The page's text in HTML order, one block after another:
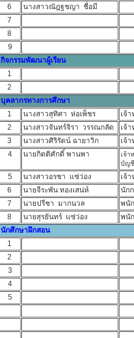
6
นางสาวณัฎฐชญา ชื่อมี
7
8
9
กิจกรรมพัฒนาผู้เรียน
1
2
บุคลากรทางการศึกษา
1
นางสาวสุทิศา ห่อเพ็ชร
เจ้
2
นางสาวจันทร์จิรา วรรณกลัด
เจ้
3
นางสาวศิริรัตน์ ฉายาวิก
เจ้
4
นายกิตติศักดิ์ พานพา
เจ้า
บัญชี
5 นางสาวอรชา แซ่ว่อง
เจ้
6
นายจีระพัน ทองเสน่ห์
นัก
7
นายปรีชา มากนวล
พนั
8
นายสุรยันทร์ แซ่ว่อง
พนั
นักศึกษาฝึกสอน
1
2
3
4
5